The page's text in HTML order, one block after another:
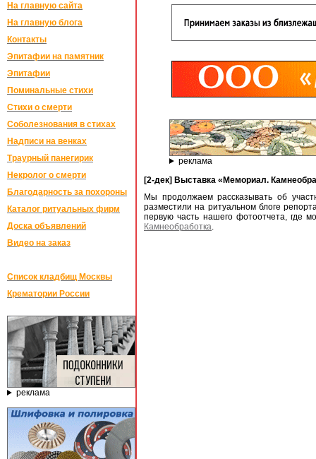
На главную сайта
На главную блога
Контакты
Эпитафии на памятник
Эпитафии
Поминальные стихи
Стихи о смерти
Соболезнования в стихах
Надписи на венках
Траурный панегирик
Некролог о смерти
Благодарность за похороны
Каталог ритуальных фирм
Доска объявлений
Видео на заказ
Список кладбищ Москвы
Крематории России
реклама
реклама
[2-дек] Выставка «Мемориал.
Мы продолжаем рассказывать об
разместили на ритуальном блоге
первую часть нашего фотоотчета, где
Камнеобработка.